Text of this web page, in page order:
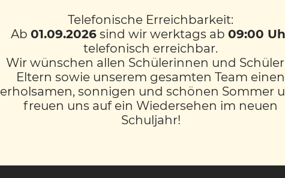
Telefonische Erreichbarkeit:
Ab 01.09.2026sind wir werktags ab 09:00
telefonisch erreichbar.
Wir wünschen allen Schülerinnen und
Eltern sowie unserem gesamten Team einen
erholsamen, sonnigen und schönen Sommer
freuen uns auf ein Wiedersehen im neuen
Schuljahr!